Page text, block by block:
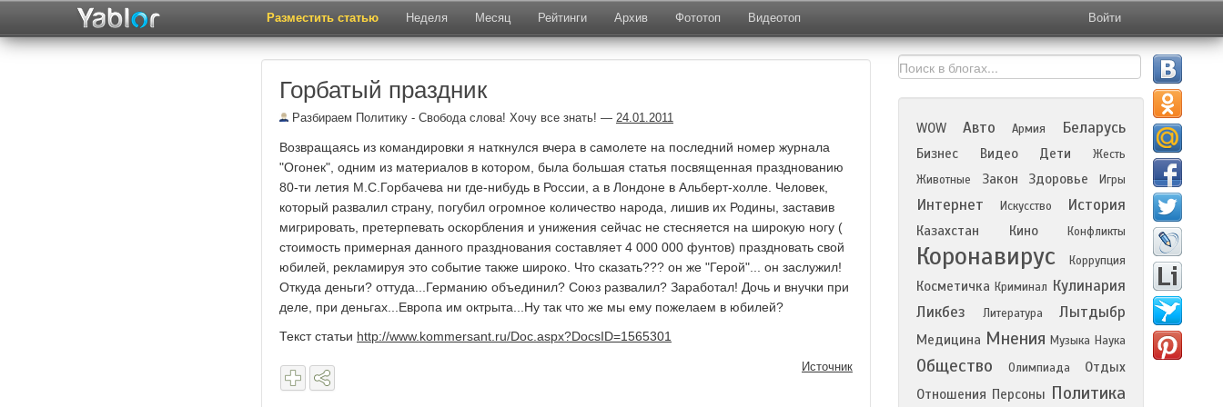
Разместить статью Неделя Месяц Рейтинги Архив Фототоп Видеотоп Войти
Горбатый праздник
Разбираем Политику - Свобода слова! Хочу все знать! — 24.01.2011
Возвращаясь из командировки я наткнулся вчера в самолете на последний номер журнала
"Огонек", одним из материалов в котором, была большая статья посвященная празднованию
80-ти летия М.С.Горбачева ни где-нибудь в России, а в Лондоне в Альберт-холле. Человек,
который развалил страну, погубил огромное количество народа, лишив их Родины, заставив
мигрировать, претерпевать оскорбления и унижения сейчас не стесняется на широкую ногу (
стоимость примерная данного празднования составляет 4 000 000 фунтов) праздновать свой
юбилей, рекламируя это событие также широко. Что сказать??? он же "Герой"... он заслужил!
Откуда деньги? оттуда...Германию объединил? Союз развалил? Заработал! Дочь и внучки при
деле, при деньгах...Европа им октрыта...Ну так что же мы ему пожелаем в юбилей?
Текст статьи http://www.kommersant.ru/Doc.aspx?DocsID=1565301
Источник
WOW Авто Армия Беларусь
Бизнес Видео Дети
Жесть
Животные
Закон Здоровье Игры
Интернет Искусство История
Казахстан Кино Конфликты
Коронавирус Коррупция
Косметичка Криминал Кулинария
Ликбез
Литература Лытдыбр
Медицина Мнения Музыка Наука
Общество Олимпиада
Отдых
Отношения Персоны Политика